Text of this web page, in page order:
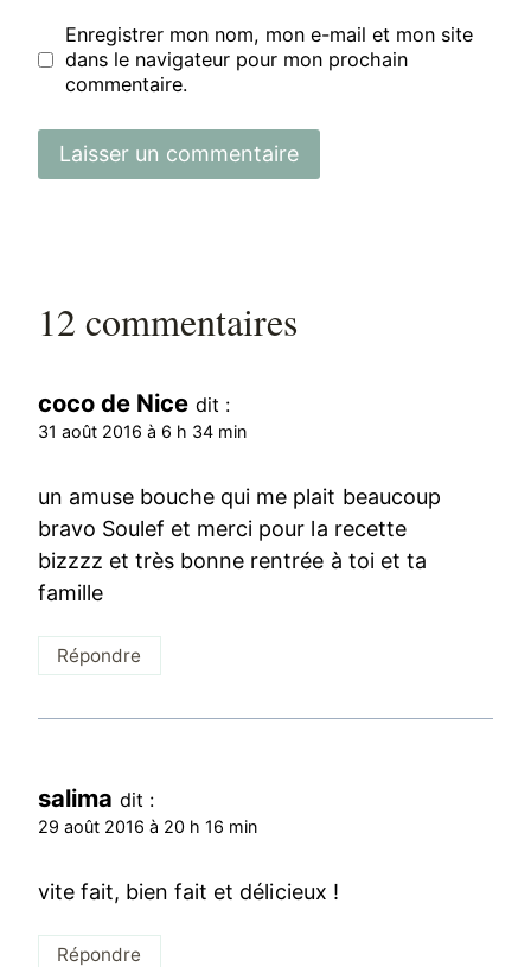
Enregistrer mon nom, mon e-mail et mon site
dans le navigateur pour mon prochain
commentaire.
12 commentaires
coco de Nice dit :
31 août 2016 à 6 h 34 min
un amuse bouche qui me plait beaucoup
bravo Soulef et merci pour la recette
bizzzz et très bonne rentrée à toi et ta
famille
Répondre
salima dit :
29 août 2016 à 20 h 16 min
vite fait, bien fait et délicieux !
Répondre